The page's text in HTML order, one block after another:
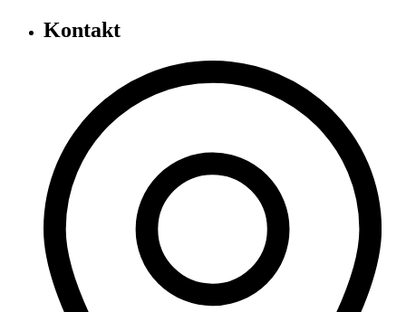
Kontakt